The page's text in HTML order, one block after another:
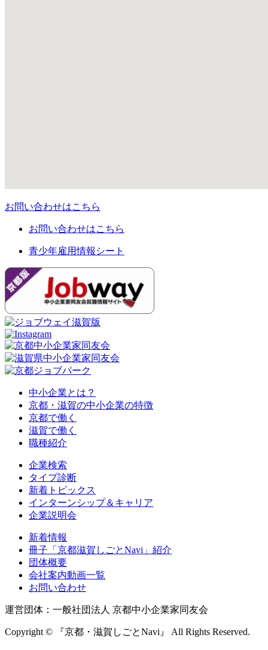
お問い合わせはこちら
お問い合わせはこちら
青少年雇用情報シート
中小企業とは？
京都・滋賀の中小企業の特徴
京都で働く
滋賀で働く
職種紹介
企業検索
タイプ診断
新着トピックス
インターンシップ＆キャリア
企業説明会
新着情報
冊子「京都滋賀しごとNavi」紹介
団体概要
会社案内動画一覧
お問い合わせ
運営団体：一般社団法人 京都中小企業家同友会
Copyright © 『京都・滋賀しごとNavi』 All Rights Reserved.